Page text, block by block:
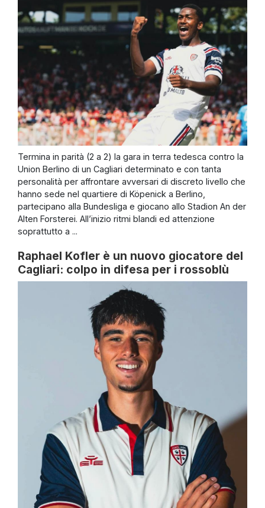
Termina in parità (2 a 2) la gara in terra tedesca contro la
Union Berlino di un Cagliari determinato e con tanta
personalità per affrontare avversari di discreto livello che
hanno sede nel quartiere di Köpenick a Berlino,
partecipano alla Bundesliga e giocano allo Stadion An der
Alten Forsterei. All’inizio ritmi blandi ed attenzione
soprattutto a ...
Raphael Kofler è un nuovo giocatore del
Cagliari: colpo in difesa per i rossoblù